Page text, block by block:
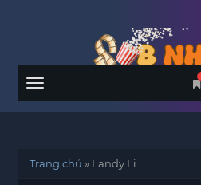
Menu
Trang chủ » Landy Li